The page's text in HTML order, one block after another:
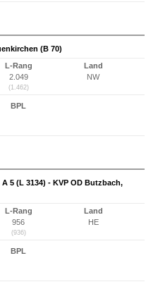
(B 70)
L-Rang
2.049
(1.462)
Land
NW
BPL
5 (L 3134) - KVP OD Butzbach,
L-Rang
956
(936)
Land
HE
BPL